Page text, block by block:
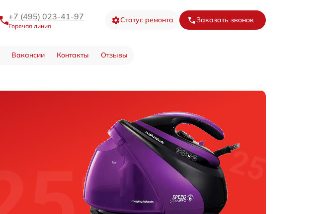
+7 (495) 023-41-97
Горячая линия
Статус ремонта Заказать звонок
Вакансии Контакты Отзывы